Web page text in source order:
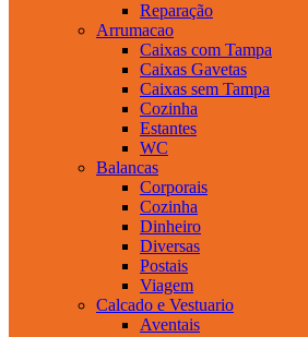
Reparação
Arrumacao
Caixas com Tampa
Caixas Gavetas
Caixas sem Tampa
Cozinha
Estantes
WC
Balancas
Corporais
Cozinha
Dinheiro
Diversas
Postais
Viagem
Calcado e Vestuario
Aventais